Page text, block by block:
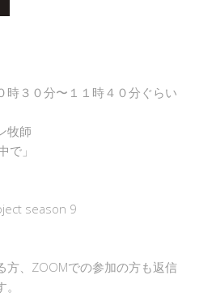
時３０分〜１１時４０分ぐらい
牧師
で」
season 9
方、ZOOMでの参加の方も返信